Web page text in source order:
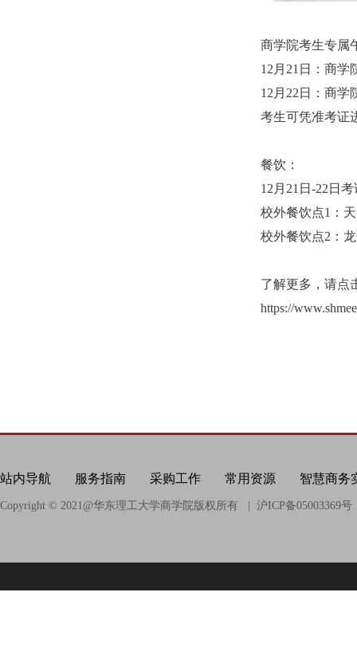
商学院考生专属
12月21日：商学
12月22日：商学
考生可凭准考证
餐饮：
12月21日-22日
校外餐饮点1：
校外餐饮点2：
了解更多，请点
https://
站内导航 服务指南 采购工作 常用资源 智慧商务
Copyright © 2021@华东理工大学商学院版权所有 | 沪ICP备05003369号